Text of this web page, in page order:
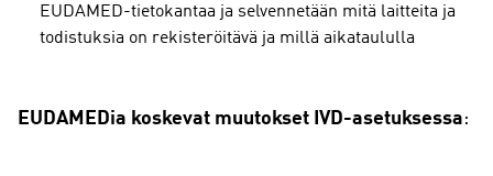
EUDAMED-tietokantaa ja selvennetään mitä laitteita ja
todistuksia on rekisteröitävä ja millä aikataululla
EUDAMEDia koskevat muutokset IVD-asetuksessa: